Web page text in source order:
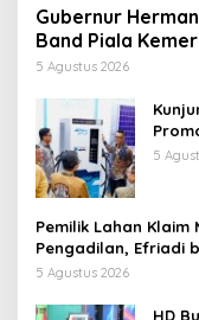
Gubernur
Band Piala
dan Kedisiplinan
5 Agustus 2026
5
Pemilik Lahan Klaim
Pengadilan, Efriadi
5 Agustus 2026
HD